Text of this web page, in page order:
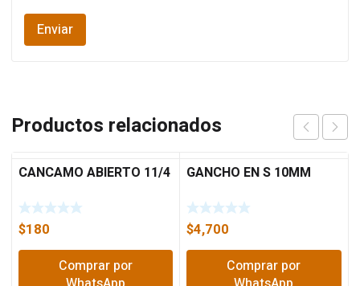
Productos relacionados
CANCAMO ABIERTO 11/4
$180
Comprar por
GANCHO EN S 10MM
$4,700
Comprar por